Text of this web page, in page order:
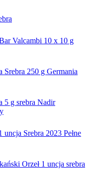
Valcambi 10 x 10 g
Srebra 250 g Germania
5 g srebra Nadir
uncja Srebra 2023 Pełne
Orzeł 1 uncja srebra